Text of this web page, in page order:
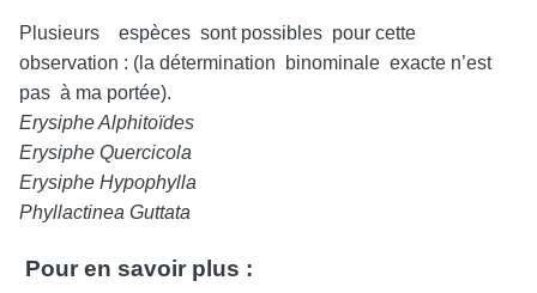
Plusieurs espèces sont possibles pour cette
observation : (la détermination binominale exacte n’est
pas à ma portée).
Erysiphe Alphitoïdes
Erysiphe Quercicola
Erysiphe Hypophylla
Phyllactinea Guttata
Pour en savoir plus :